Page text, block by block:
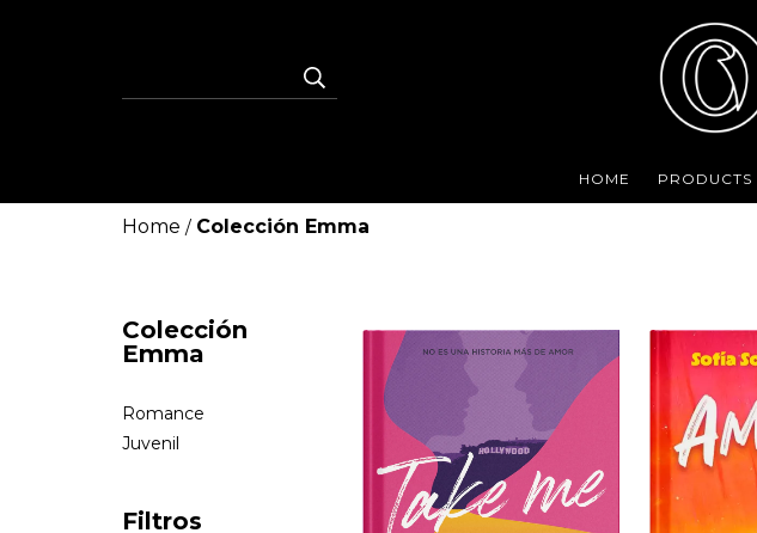
HOME PRODUCTS
Home / Colección Emma
Colección
Emma
Romance
Juvenil
Filtros